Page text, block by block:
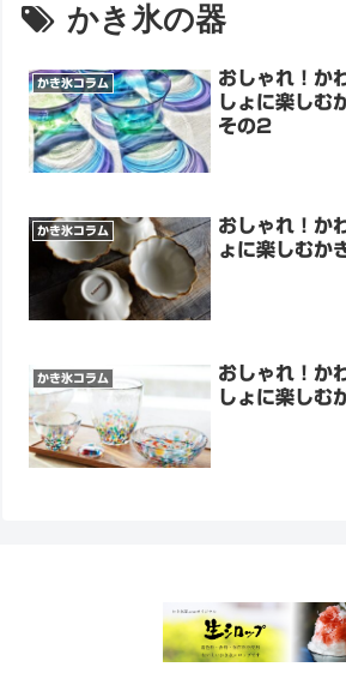
かき氷の器
かき氷コラム
おしゃれ！か
しょに楽し
その2
かき氷コラム
おしゃれ！か
ょに楽しむ
かき氷コラム
おしゃれ！か
しょに楽しむ